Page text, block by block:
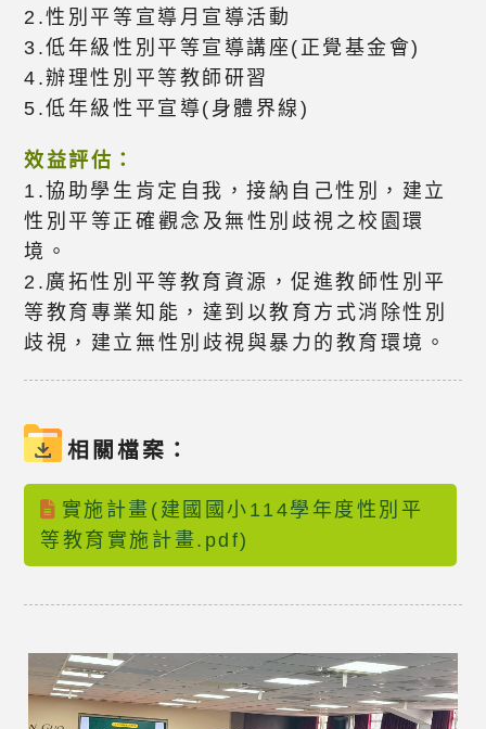
2.性別平等宣導月宣導活動
3.低年級性別平等宣導講座(正覺基金會)
4.辦理性別平等教師研習
5.低年級性平宣導(身體界線)
效益評估：
1.協助學生肯定自我，接納自己性別，建立
性別平等正確觀念及無性別歧視之校園環
境。
2.廣拓性別平等教育資源，促進教師性別平
等教育專業知能，達到以教育方式消除性別
歧視，建立無性別歧視與暴力的教育環境。
相關檔案：
實施計畫(建國國小114學年度性別平
等教育實施計畫.pdf)